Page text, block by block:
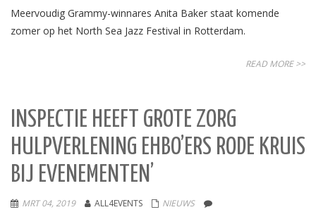
Meervoudig Grammy-winnares Anita Baker staat komende
zomer op het North Sea Jazz Festival in Rotterdam.
READ MORE >>
INSPECTIE HEEFT GROTE ZORG
HULPVERLENING EHBO’ERS RODE KRUIS
BIJ EVENEMENTEN’
MRT 04, 2019 ALL4EVENTS NIEUWS